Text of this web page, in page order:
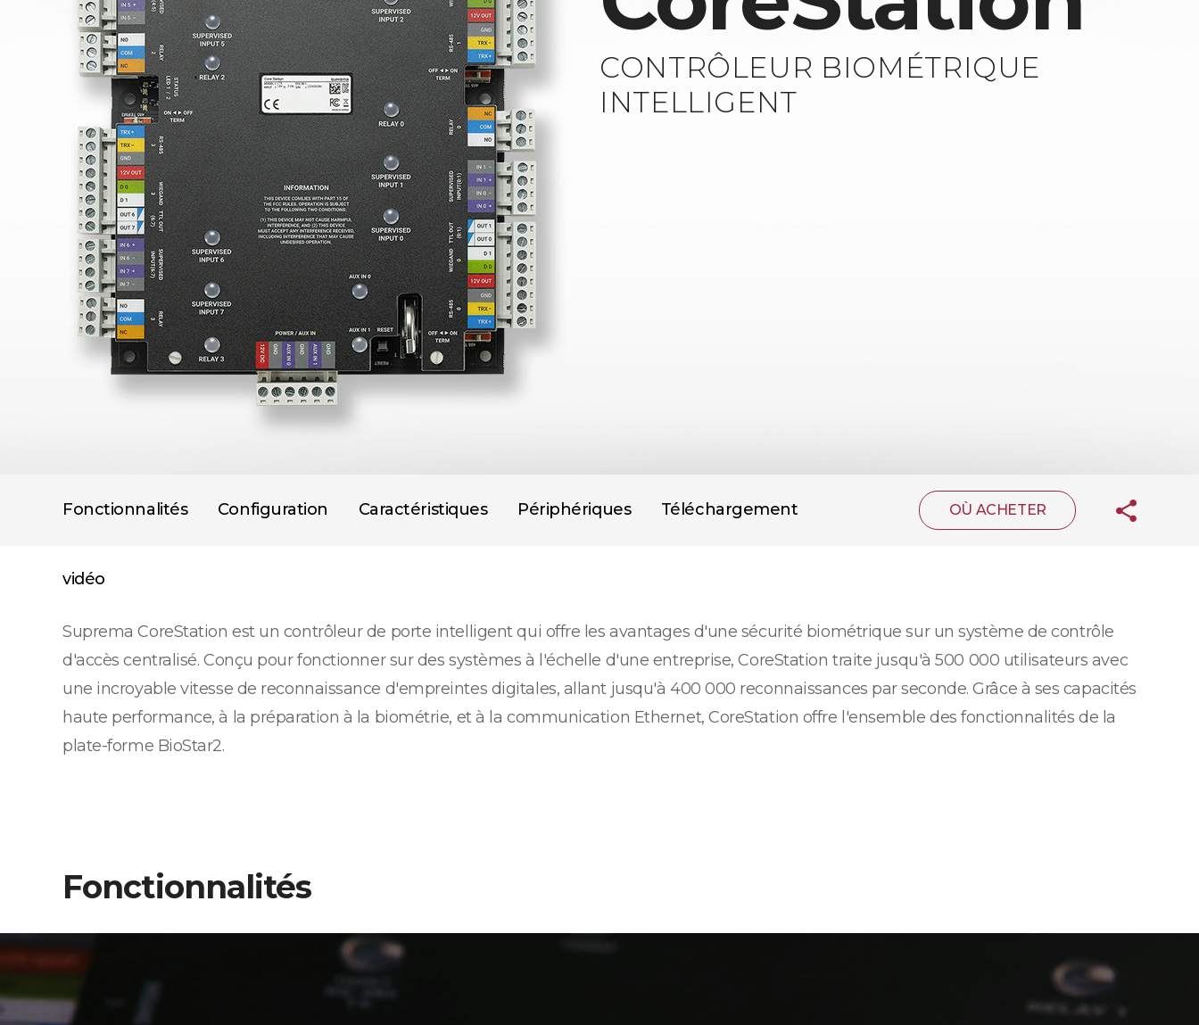
CONTRÔLEUR BIOMÉTRIQUE
INTELLIGENT
Fonctionnalités Configuration Caractéristiques Périphériques Téléchargement
vidéo
OÙ ACHETER
Suprema CoreStation est un contrôleur de porte intelligent qui offre les avantages d'une sécurité biométrique sur un système de contrôle
d'accès centralisé. Conçu pour fonctionner sur des systèmes à l'échelle d'une entreprise, CoreStation traite jusqu'à 500 000 utilisateurs avec
une incroyable vitesse de reconnaissance d'empreintes digitales, allant jusqu'à 400 000 reconnaissances par seconde. Grâce à ses capacités
haute performance, à la préparation à la biométrie, et à la communication Ethernet, CoreStation offre l'ensemble des fonctionnalités de la
plate-forme BioStar2.
Fonctionnalités